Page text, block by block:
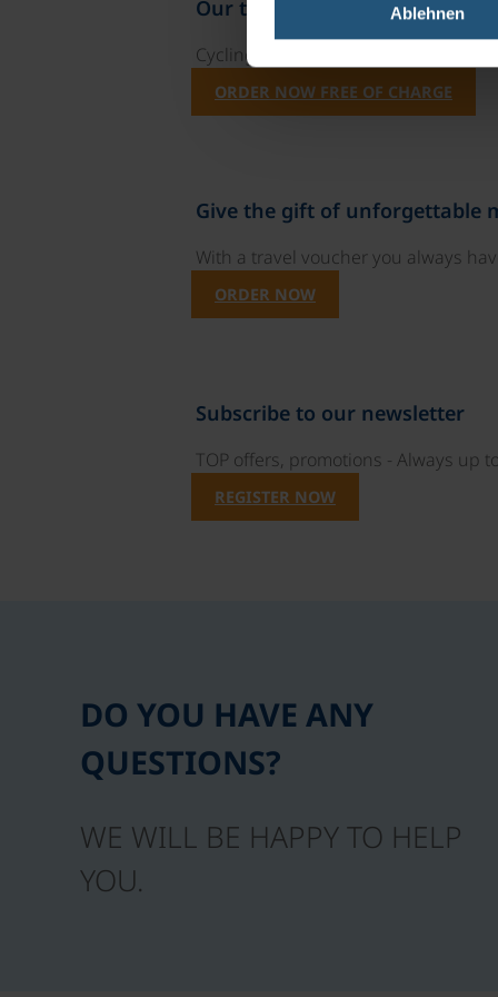
Ablehnen
Our travel catalogues
Cycling holidays, cruises and cycle
ORDER NOW FREE OF CHARGE
Give the gift of unforgettable
With a travel voucher you always
ORDER NOW
Subscribe to our newsletter
TOP offers, promotions - Always up
REGISTER NOW
DO YOU HAVE ANY
QUESTIONS?
WE WILL BE HAPPY TO HELP
YOU.